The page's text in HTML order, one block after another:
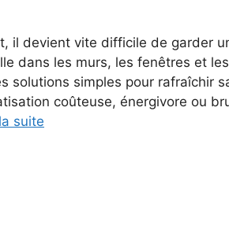
il devient vite difficile de garder
dans les murs, les fenêtres et
solutions simples pour rafraîchir
coûteuse, énergivore ou
suite